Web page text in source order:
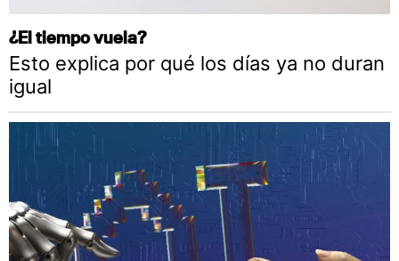
¿El tiempo vuela?
Esto explica por qué los días ya no duran
igual